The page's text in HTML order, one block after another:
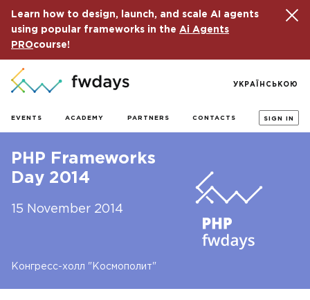
Learn how to design, launch, and scale AI agents
using popular frameworks in the Ai Agents
PROcourse!
EVENTS ACADEMY PARTNERS CONTACTS SIGN IN
УКРАЇНСЬКОЮ
PHP Frameworks
Day 2014
15 November 2014
Конгресс-холл "Космополит"